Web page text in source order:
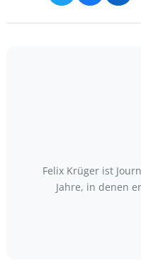
Felix Krüger ist
Jahre, in denen